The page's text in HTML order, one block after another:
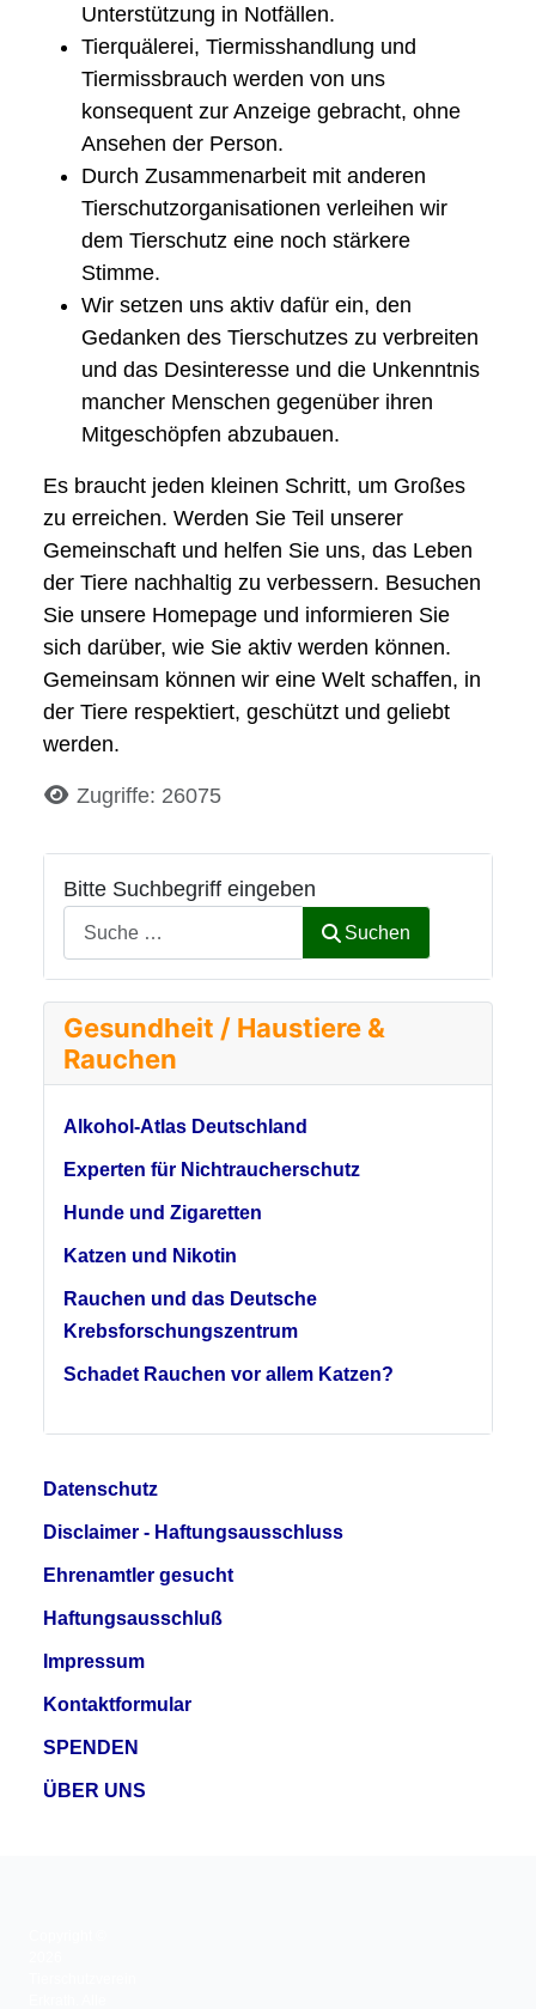
Bitte Suchbegriff eingeben
Suchen
Gesundheit / Haustiere &
Rauchen
Alkohol-Atlas Deutschland
Experten für Nichtraucherschutz
Hunde und Zigaretten
Katzen und Nikotin
Rauchen und das Deutsche
Krebsforschungszentrum
Schadet Rauchen vor allem Katzen?
Unterstützung in Notfällen.
Tierquälerei, Tiermisshandlung und
Tiermissbrauch werden von uns
konsequent zur Anzeige gebracht, ohne
Ansehen der Person.
Durch Zusammenarbeit mit anderen
Tierschutzorganisationen verleihen wir
dem Tierschutz eine noch stärkere
Stimme.
Wir setzen uns aktiv dafür ein, den
Gedanken des Tierschutzes zu verbreiten
und das Desinteresse und die Unkenntnis
mancher Menschen gegenüber ihren
Mitgeschöpfen abzubauen.
Es braucht jeden kleinen Schritt, um Großes
zu erreichen. Werden Sie Teil unserer
Gemeinschaft und helfen Sie uns, das Leben
der Tiere nachhaltig zu verbessern. Besuchen
Sie unsere Homepage und informieren Sie
sich darüber, wie Sie aktiv werden können.
Gemeinsam können wir eine Welt schaffen, in
der Tiere respektiert, geschützt und geliebt
werden.
DetailsZugriffe: 26075
Datenschutz
Disclaimer - Haftungsausschluss
Ehrenamtler gesucht
Haftungsausschluß
Impressum
Kontaktformular
SPENDEN
ÜBER UNS